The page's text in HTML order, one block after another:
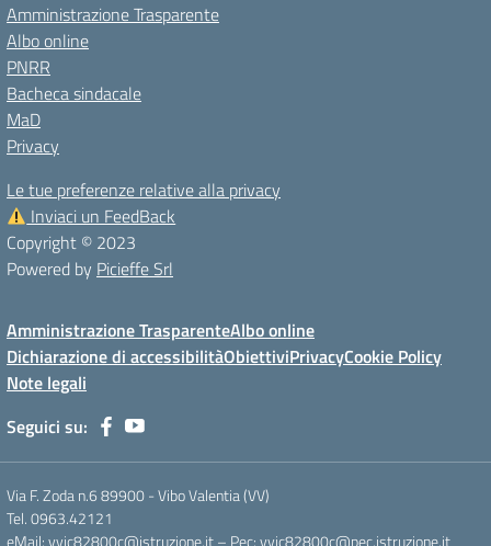
Amministrazione Trasparente
Albo online
PNRR
Bacheca sindacale
MaD
Privacy
Le tue preferenze relative alla privacy
Inviaci un FeedBack
Copyright © 2023
Powered by Picieffe Srl
Amministrazione TrasparenteAlbo online
Dichiarazione di accessibilitàObiettiviPrivacyCookie Policy
Note legali
Seguici su:
Via F. Zoda n.6 89900 - Vibo Valentia (VV)
Tel. 0963.42121
eMail: vvic82800c@istruzione.it – Pec: vvic82800c@pec.istruzione.it